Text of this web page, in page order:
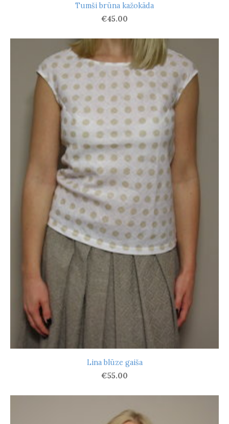
Tumši brūna kažokāda
€45.00
Lina blūze gaiša
€55.00